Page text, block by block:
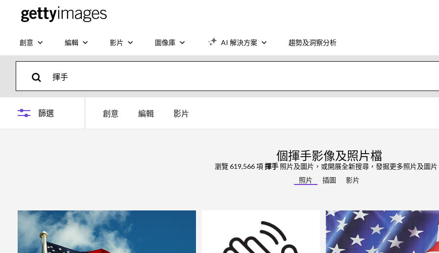
創意 編輯 影片 圖像庫 AI 解決方案 趨勢及洞察分析
篩選 創意 編輯 影片
個揮手影像及照片檔
瀏覽 619,566 項揮手照片及圖片，或開展全新搜尋，發掘更多照片及圖片
照片
插圖 影片